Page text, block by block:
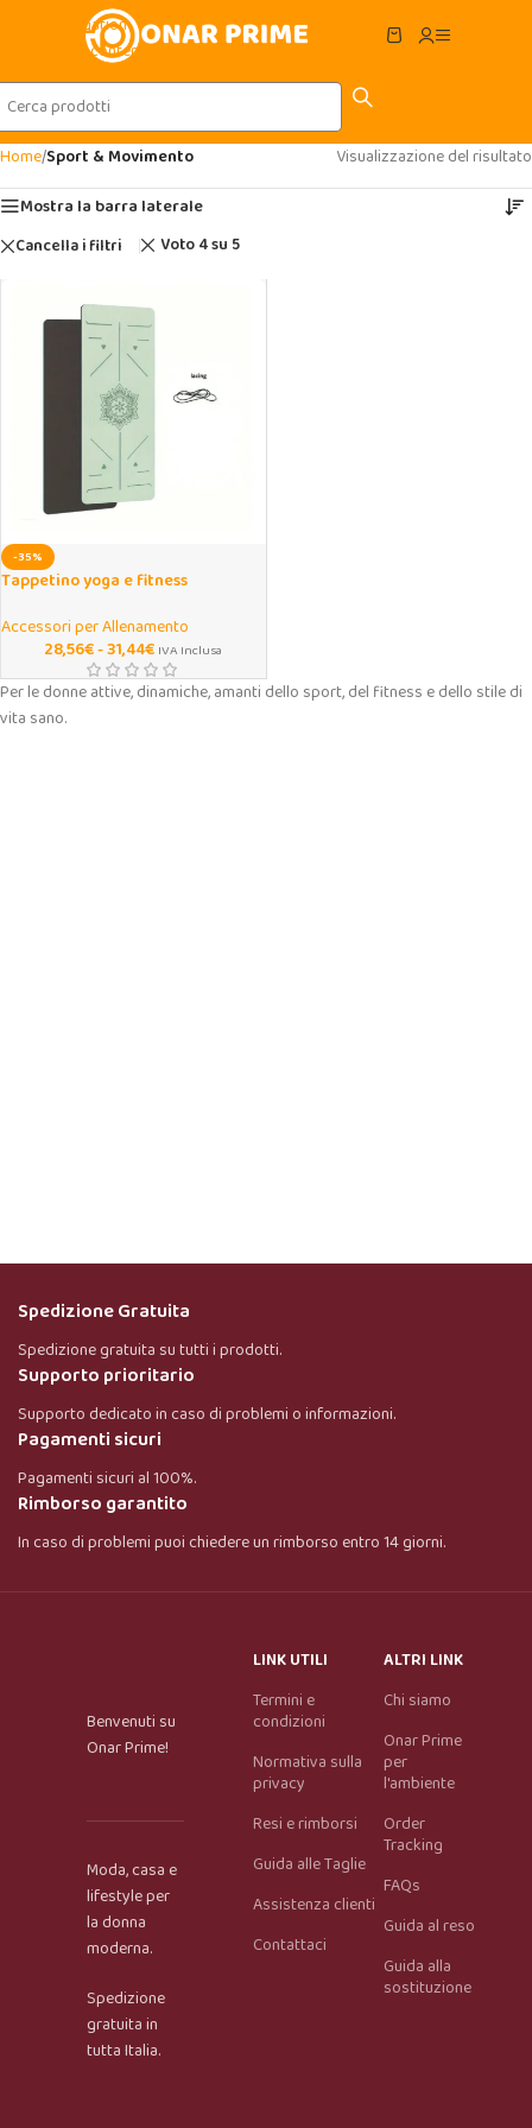
Skip to navigation
Skip to main content
Onar AI Assistant
Online
Home/Sport & Movimento
Visualizzazione del risultato
Mostra la barra laterale
Cancella i filtri Voto 4 su 5
-35%
Tappetino yoga e fitness
Accessori per Allenamento
28,56€-31,44€ IVA Inclusa
Per le donne attive, dinamiche, amanti dello sport, del fitness e dello stile di
vita sano.
Spedizione Gratuita
Spedizione gratuita su tutti i prodotti.
Supporto prioritario
Supporto dedicato in caso di problemi o informazioni.
Pagamenti sicuri
Pagamenti sicuri al 100%.
Rimborso garantito
In caso di problemi puoi chiedere un rimborso entro 14 giorni.
Benvenuti su
Onar Prime!
Moda, casa e
lifestyle per
la donna
moderna.
Spedizione
gratuita in
tutta Italia.
LINK UTILI
Termini e
condizioni
Normativa sulla
privacy
Resi e rimborsi
Guida alle Taglie
Assistenza clienti
Contattaci
ALTRI LINK
Chi siamo
Onar Prime
per
l'ambiente
Order
Tracking
FAQs
Guida al reso
Guida alla
sostituzione